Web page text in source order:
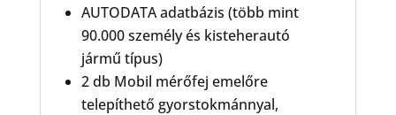
AUTODATA adatbázis (több mint
90.000 személy és kisteherautó
jármű típus)
2 db Mobil mérőfej emelőre
telepíthető gyorstokmánnyal,